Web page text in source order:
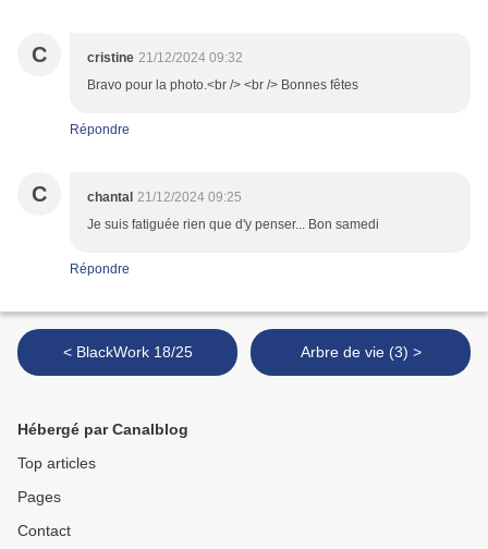
C cristine 21/12/2024 09:32
Bravo pour la photo.<br /> <br /> Bonnes fêtes
Répondre
C chantal 21/12/2024 09:25
Je suis fatiguée rien que d'y penser... Bon samedi
Répondre
< BlackWork 18/25 Arbre de vie (3) >
Hébergé par Canalblog
Top articles
Pages
Contact